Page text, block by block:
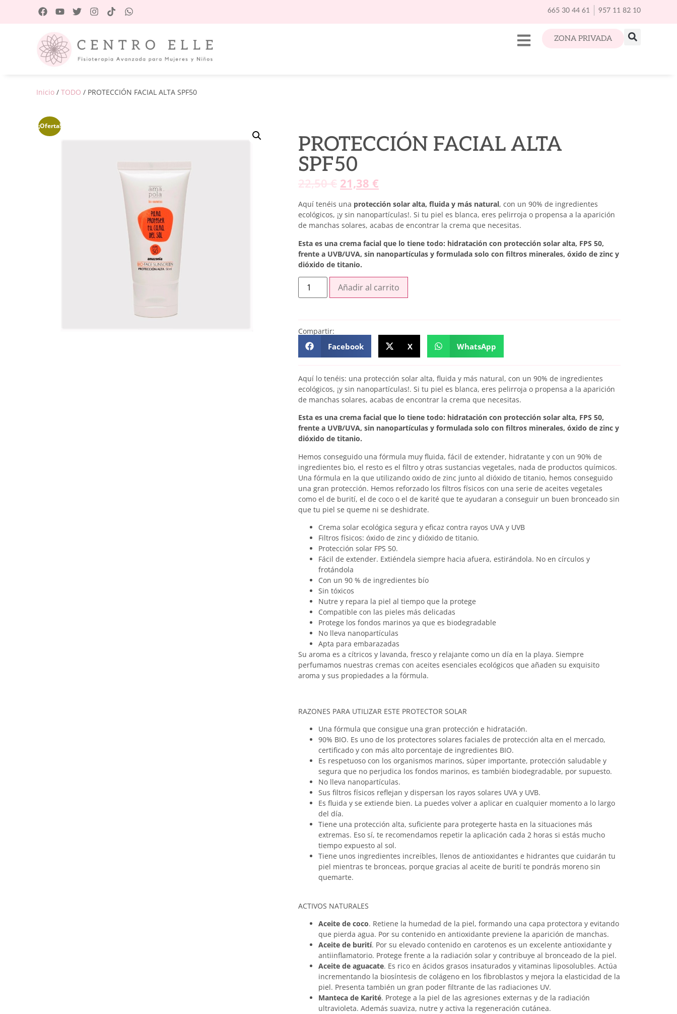
665 30 44 61 957 11 82 10
ZONA PRIVADA
Inicio / TODO / PROTECCIÓN FACIAL ALTA SPF50
¡Oferta!
PROTECCIÓN FACIAL ALTA
SPF50
22,50€ 21,38 €
Aquí tenéis una protección solar alta, fluida y más natural, con un 90% de ingredientes
ecológicos, ¡y sin nanopartículas!. Si tu piel es blanca, eres pelirroja o propensa a la aparición
de manchas solares, acabas de encontrar la crema que necesitas.
Esta es una crema facial que lo tiene todo: hidratación con protección solar alta, FPS 50,
frente a UVB/UVA, sin nanopartículas y formulada solo con filtros minerales, óxido de zinc y
dióxido de titanio.
Añadir al carrito
Compartir:
Facebook X WhatsApp
Aquí lo tenéis: una protección solar alta, fluida y más natural, con un 90% de ingredientes
ecológicos, ¡y sin nanopartículas!. Si tu piel es blanca, eres pelirroja o propensa a la aparición
de manchas solares, acabas de encontrar la crema que necesitas.
Esta es una crema facial que lo tiene todo: hidratación con protección solar alta, FPS 50,
frente a UVB/UVA, sin nanopartículas y formulada solo con filtros minerales, óxido de zinc y
dióxido de titanio.
Hemos conseguido una fórmula muy fluida, fácil de extender, hidratante y con un 90% de
ingredientes bio, el resto es el filtro y otras sustancias vegetales, nada de productos químicos.
Una fórmula en la que utilizando oxido de zinc junto al dióxido de titanio, hemos conseguido
una gran protección. Hemos reforzado los filtros físicos con una serie de aceites vegetales
como el de burití, el de coco o el de karité que te ayudaran a conseguir un buen bronceado sin
que tu piel se queme ni se deshidrate.
Crema solar ecológica segura y eficaz contra rayos UVA y UVB
Filtros físicos: óxido de zinc y dióxido de titanio.
Protección solar FPS 50.
Fácil de extender. Extiéndela siempre hacia afuera, estirándola. No en círculos y
frotándola
Con un 90 % de ingredientes bío
Sin tóxicos
Nutre y repara la piel al tiempo que la protege
Compatible con las pieles más delicadas
Protege los fondos marinos ya que es biodegradable
No lleva nanopartículas
Apta para embarazadas
Su aroma es a cítricos y lavanda, fresco y relajante como un día en la playa. Siempre
perfumamos nuestras cremas con aceites esenciales ecológicos que añaden su exquisito
aroma y sus propiedades a la fórmula.
RAZONES PARA UTILIZAR ESTE PROTECTOR SOLAR
Una fórmula que consigue una gran protección e hidratación.
90% BIO. Es uno de los protectores solares faciales de protección alta en el mercado,
certificado y con más alto porcentaje de ingredientes BIO.
Es respetuoso con los organismos marinos, súper importante, protección saludable y
segura que no perjudica los fondos marinos, es también biodegradable, por supuesto.
No lleva nanopartículas.
Sus filtros físicos reflejan y dispersan los rayos solares UVA y UVB.
Es fluida y se extiende bien. La puedes volver a aplicar en cualquier momento a lo largo
del día.
Tiene una protección alta, suficiente para protegerte hasta en la situaciones más
extremas. Eso sí, te recomendamos repetir la aplicación cada 2 horas si estás mucho
tiempo expuesto al sol.
Tiene unos ingredientes increíbles, llenos de antioxidantes e hidrantes que cuidarán tu
piel mientras te bronceas, porque gracias al aceite de burití te pondrás moreno sin
quemarte.
ACTIVOS NATURALES
Aceite de coco. Retiene la humedad de la piel, formando una capa protectora y evitando
que pierda agua. Por su contenido en antioxidante previene la aparición de manchas.
Aceite de burití. Por su elevado contenido en carotenos es un excelente antioxidante y
antiinflamatorio. Protege frente a la radiación solar y contribuye al bronceado de la piel.
Aceite de aguacate. Es rico en ácidos grasos insaturados y vitaminas liposolubles. Actúa
incrementando la biosíntesis de colágeno en los fibroblastos y mejora la elasticidad de la
piel. Presenta también un gran poder filtrante de las radiaciones UV.
Manteca de Karité. Protege a la piel de las agresiones externas y de la radiación
ultravioleta. Además suaviza, nutre y activa la regeneración cutánea.